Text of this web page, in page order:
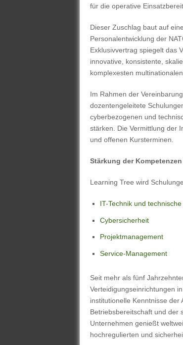
für die operative
Dieser Zuschlag baut auf
Personalentwicklung der
Exklusivvertrag spiegelt das
innovative, konsistente,
komplexesten
Im Rahmen der
dozentengeleitete
cyberbezogenen und
stärken. Die Vermittlung der
und offenen Kursterminen.
Stärkung der
Learning Tree wird
IT-Technik und
Cybersicherheit
Projektmanagement
Service-Management
Seit mehr als fünf
Verteidigungseinrichtungen
institutionelle Kenntnisse
Betriebsbereitschaft und der
Unternehmen genießt
hochregulierten und